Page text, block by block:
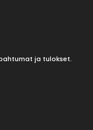
ja tulokset.